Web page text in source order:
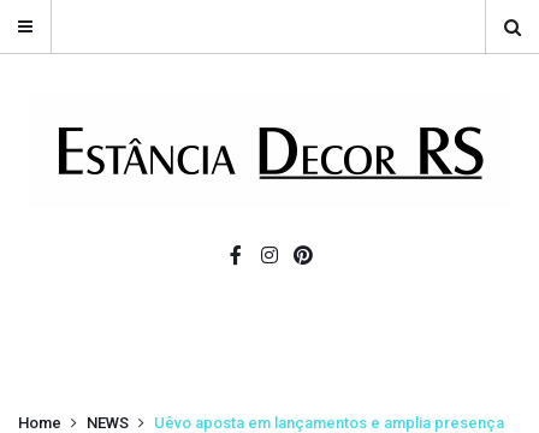
Home NEWS
Uêvo aposta em lançamentos e amplia presença